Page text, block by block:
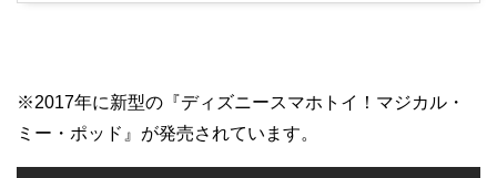
※2017年に新型の『ディズニースマホトイ！マジカル・
ミー・ポッド』が発売されています。